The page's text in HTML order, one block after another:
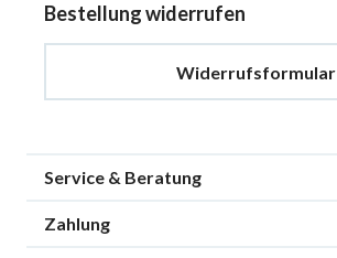
Bestellung widerrufen
Widerrufsformular
Service & Beratung
Zahlung